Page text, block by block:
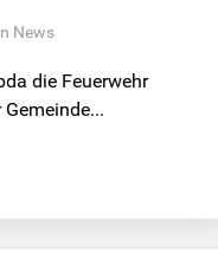
News
die Feuerwehr